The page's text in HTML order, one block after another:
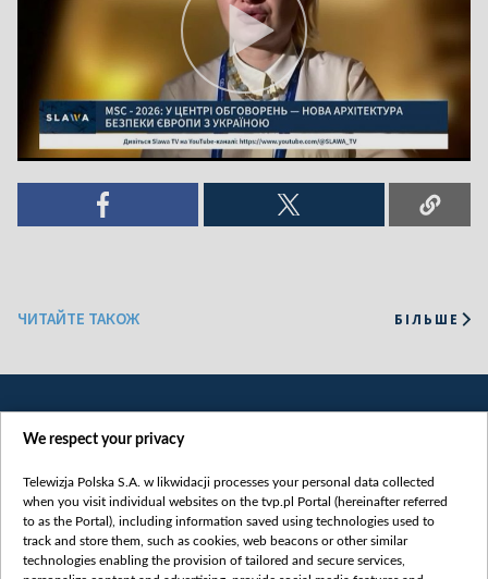
ЧИТАЙТЕ ТАКОЖ БІЛЬШЕ
Категорії
We respect your privacy
Telewizja Polska S.A. w likwidacji processes your personal data collected
when you visit individual websites on the tvp.pl Portal (hereinafter referred
to as the Portal), including information saved using technologies used to
track and store them, such as cookies, web beacons or other similar
technologies enabling the provision of tailored and secure services,